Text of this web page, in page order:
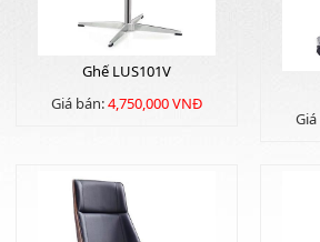
Ghế LUS101V
Giá bán:4,750,000 VNĐ